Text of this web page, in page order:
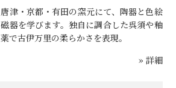
唐津・京都・有田の窯元にて、陶器と色絵
磁器を学びます。独自に調合した呉須や釉
薬で古伊万里の柔らかさを表現。
» 詳細